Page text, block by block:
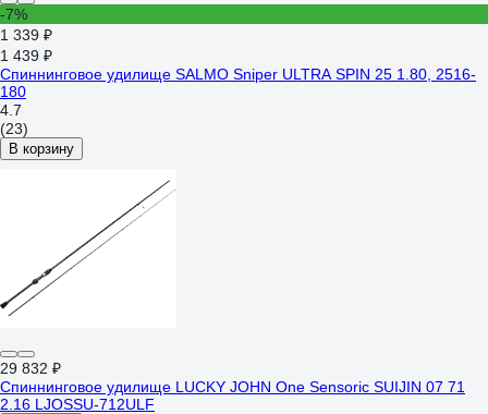
-7%
1 339 ₽
1 439 ₽
Спиннинговое удилище SALMO Sniper ULTRA SPIN 25 1.80, 2516-
180
4.7
(23)
В корзину
29 832 ₽
Спиннинговое удилище LUCKY JOHN One Sensoric SUIJIN 07 71
2.16 LJOSSU-712ULF